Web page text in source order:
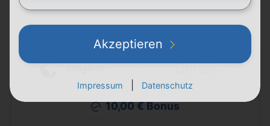
Allnet Flat S (GB+)
Details
10,00 € Bonus
Akzeptieren
Impressum Datenschutz